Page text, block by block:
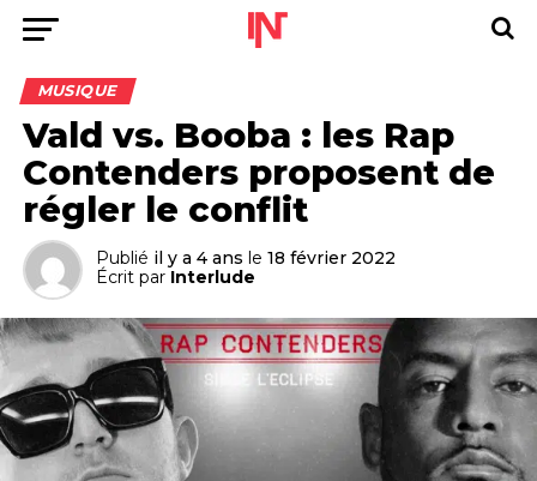
MUSIQUE
Vald vs. Booba : les Rap
Contenders proposent de
régler le conflit
Publié il y a 4 ans le 18 février 2022
Écrit par Interlude